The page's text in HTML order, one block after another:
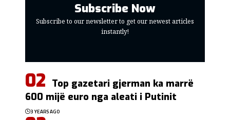
Subscribe Now
Subscribe to our newsletter to get our newest articles
instantly!
Top gazetari gjerman ka marrë
600 mijë euro nga aleati i Putinit
3 YEARS AGO